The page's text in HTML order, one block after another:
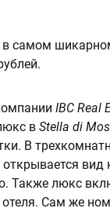
самом
IBC Real
в Stella di
В
открывается
Также люкс
Сам же